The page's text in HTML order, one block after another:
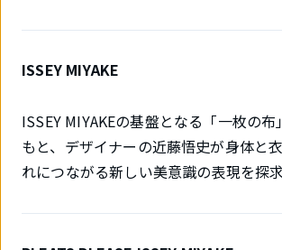
ISSEY MIYAKE
ISSEY MIYAKEの基盤となる「一枚の
もと、デザイナーの近藤悟史が身体と
れにつながる新しい美意識の表現を探求